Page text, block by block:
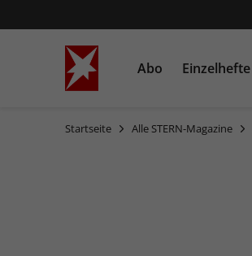
Abo Einzelhefte
Startseite Alle STERN-Magazine